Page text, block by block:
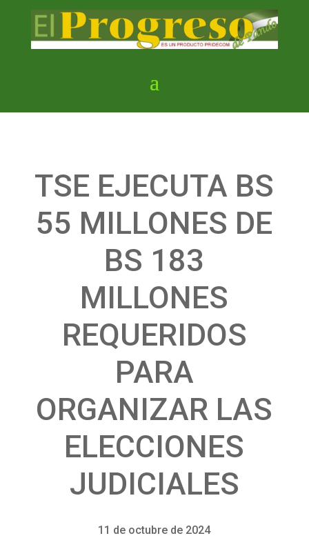
TSE EJECUTA BS
55 MILLONES DE
BS 183
MILLONES
REQUERIDOS
PARA
ORGANIZAR LAS
ELECCIONES
JUDICIALES
11 de octubre de 2024